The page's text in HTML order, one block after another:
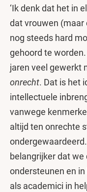
‘Ik denk dat het in
dat vrouwen (maar
nog steeds hard
gehoord te
jaren veel gewerkt
onrecht. Dat is het
intellectuele
vanwege
altijd ten onrechte
belangrijker dat
ondersteunen en
als academici in